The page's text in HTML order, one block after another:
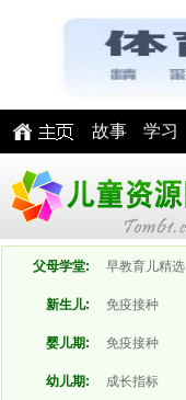
故事 学习
父母学堂: 早教育儿精选
新生儿: 免疫接种
婴儿期: 免疫接种
幼儿期: 成长指标